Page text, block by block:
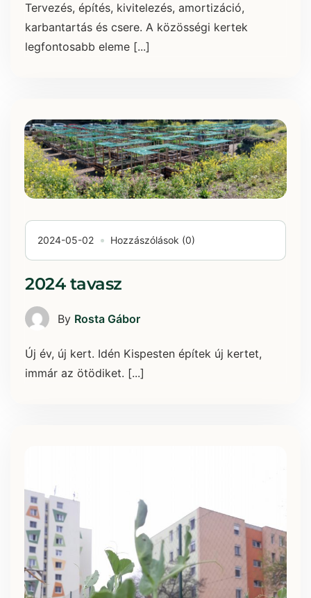
Tervezés, építés, kivitelezés, amortizáció,
karbantartás és csere. A közösségi kertek
legfontosabb eleme [...]
2024-05-02 Hozzászólások (0)
2024 tavasz
By Rosta Gábor
Új év, új kert. Idén Kispesten építek új kertet,
immár az ötödiket. [...]